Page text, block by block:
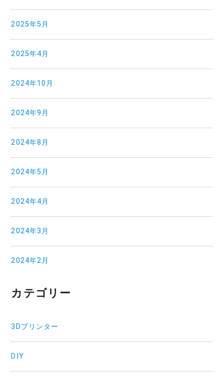
2025年5月
2025年4月
2024年10月
2024年9月
2024年8月
2024年5月
2024年4月
2024年3月
2024年2月
カテゴリー
3Dプリンター
DIY